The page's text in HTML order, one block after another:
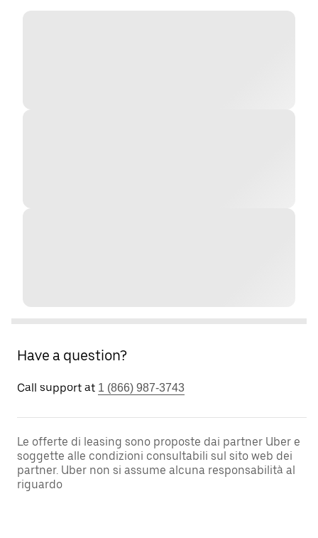
Have a question?
Call support at 1 (866) 987-3743
Le offerte di leasing sono proposte dai partner Uber e
soggette alle condizioni consultabili sul sito web dei
partner. Uber non si assume alcuna responsabilità al
riguardo